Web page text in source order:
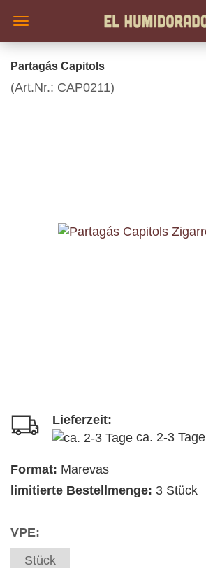
Partagás Capitols
(Art.Nr.: CAP0211)
Lieferzeit:
ca. 2-3 Tage
Format: Marevas
limitierte Bestellmenge: 3 Stück
VPE:
Stück